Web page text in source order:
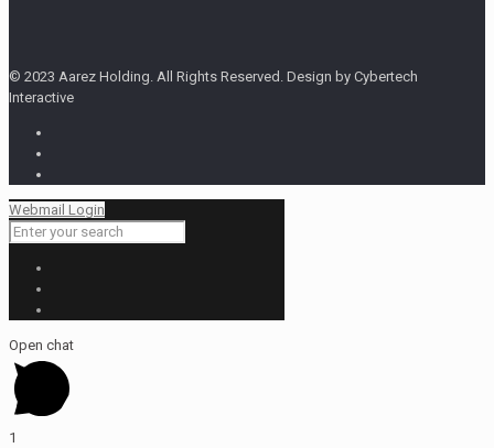
© 2023 Aarez Holding. All Rights Reserved. Design by Cybertech
Interactive
Webmail Login
Open chat
1